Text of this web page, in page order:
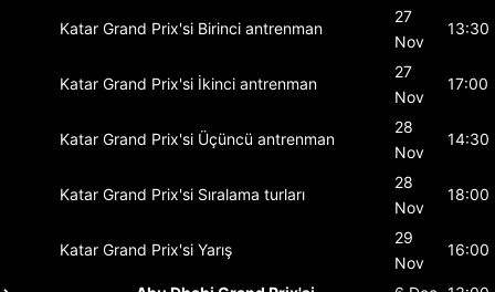
Katar Grand Prix'si Birinci antrenman
27
Nov
13:30
Katar Grand Prix'si İkinci antrenman
27
Nov
17:00
Katar Grand Prix'si Üçüncü antrenman
28
Nov
14:30
Katar Grand Prix'si Sıralama turları
28
Nov
18:00
Katar Grand Prix'si Yarış
29
Nov
16:00